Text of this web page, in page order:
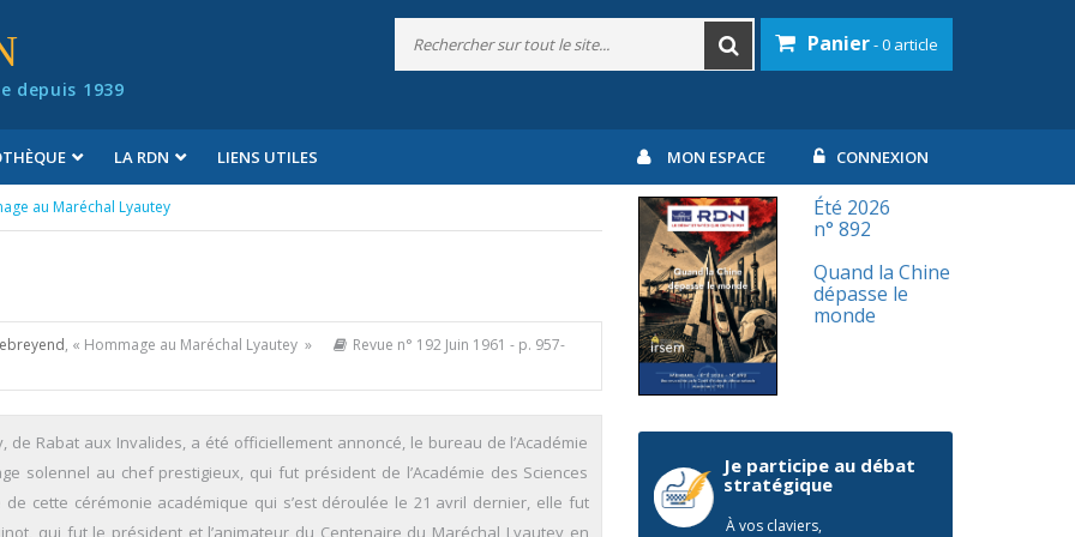
depuis 1939
Panier- 0 article
LA RDN LIENS UTILES MON ESPACE CONNEXION
au Maréchal Lyautey
, « Hommage au Maréchal Lyautey » Revue n° 192 Juin 1961 - p. 957-
Rabat aux Invalides, a été officiellement annoncé, le bureau de l’Académie
solennel au chef prestigieux, qui fut président de l’Académie des Sciences
de cette cérémonie académique qui s’est déroulée le 21 avril dernier, elle fut
qui fut le président et l’animateur du Centenaire du Maréchal Lyautey en
Été 2026
n° 892
Quand la Chine
dépasse le
monde
Je participe au débat
stratégique
À vos claviers,